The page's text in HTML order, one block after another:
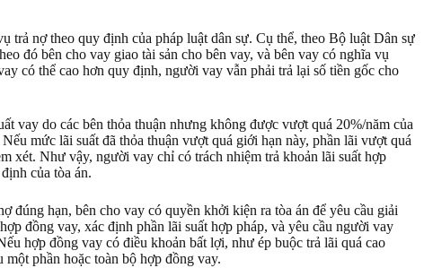
trả nợ theo quy định của pháp luật dân sự. Cụ thể, theo Bộ luật Dân sự
đó bên cho vay giao tài sản cho bên vay, và bên vay có nghĩa vụ
có thể cao hơn quy định, người vay vẫn phải trả lại số tiền gốc cho
vay do các bên thỏa thuận nhưng không được vượt quá 20%/năm của
mức lãi suất đã thỏa thuận vượt quá giới hạn này, phần lãi vượt quá
xét. Như vậy, người vay chỉ có trách nhiệm trả khoản lãi suất hợp
của tòa án.
đúng hạn, bên cho vay có quyền khởi kiện ra tòa án để yêu cầu giải
đồng vay, xác định phần lãi suất hợp pháp, và yêu cầu người vay
hợp đồng vay có điều khoản bất lợi, như ép buộc trả lãi quá cao
phần hoặc toàn bộ hợp đồng vay.